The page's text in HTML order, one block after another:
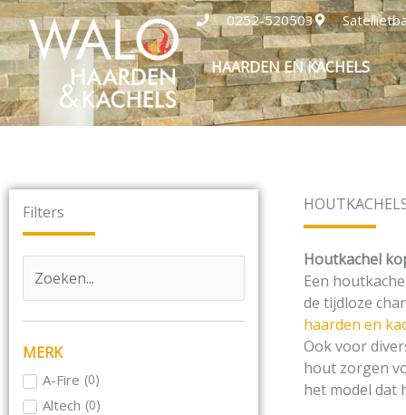
Ga
naar
de
inhoud
0252-520503
HAARDEN EN KACHELS
Filters
MERK
A-Fire (0)
Altech (0)
Houtkachel
Een
de tijdloze
haarden en
Ook voor
hout zorgen
het model dat